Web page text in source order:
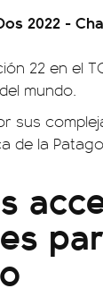
2022 -
22 en el
mundo.
sus
de la